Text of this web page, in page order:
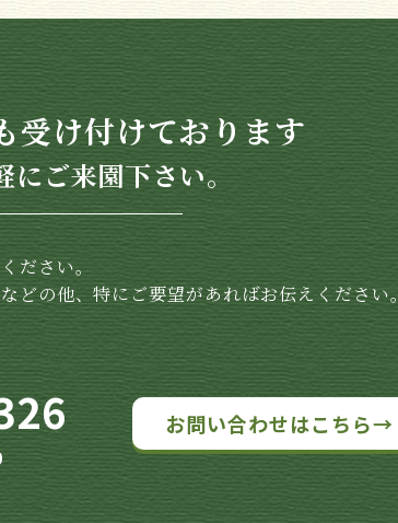
受け付けております
にご来園下さい。
ださい。
どの他、特にご要望があればお伝えください。
お問い合わせはこちら→